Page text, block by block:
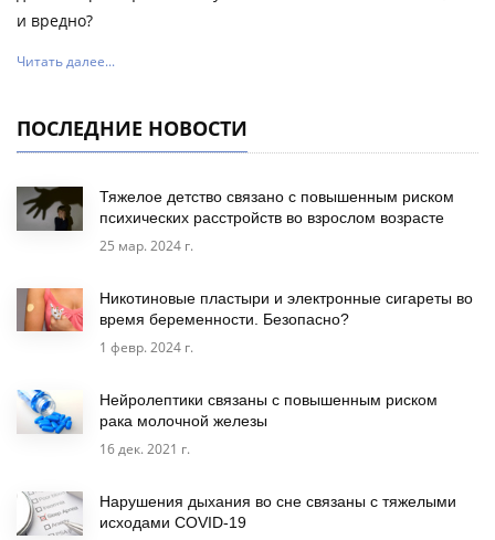
и вредно?
Читать далее...
ПОСЛЕДНИЕ НОВОСТИ
Тяжелое детство связано с повышенным риском
психических расстройств во взрослом возрасте
25 мар. 2024 г.
Никотиновые пластыри и электронные сигареты во
время беременности. Безопасно?
1 февр. 2024 г.
Нейролептики связаны с повышенным риском
рака молочной железы
16 дек. 2021 г.
Нарушения дыхания во сне связаны с тяжелыми
исходами COVID-19